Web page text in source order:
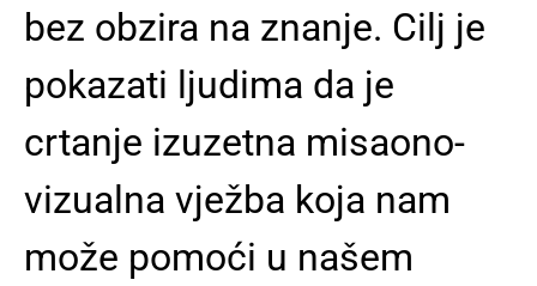
bez obzira na znanje. Cilj je
pokazati ljudima da je
crtanje izuzetna misaono-
vizualna vježba koja nam
može pomoći u našem